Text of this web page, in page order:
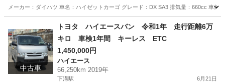
メーカー：ダイハツ 車名：ハイゼットカーゴ グレード：DX SA3 排気量：660cc 車
相模原市 下溝駅 ハイゼット 走行距離
中古車
トヨタ ハイエースバン 令和1年 走行距離6万
キロ 車検1年間 キーレス ETC
1,450,000円
ハイエース
66,250km 2019年
下溝駅 6月21日